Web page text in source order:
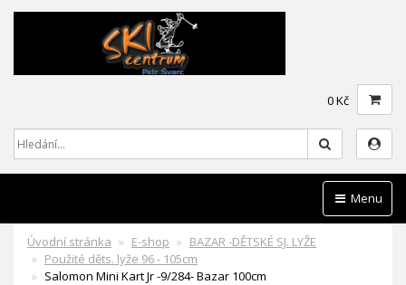
0 Kč
Menu
Úvodní stránka E-shop
BAZAR -DĚTSKÉ SJ. LYŽE
Použité děts. lyže 96 - 105cm
Salomon Mini Kart Jr -9/284- Bazar 100cm